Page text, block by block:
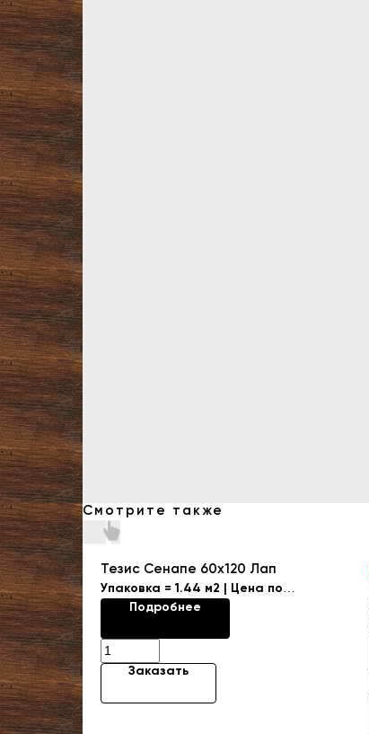
Все товары
Смотрите также
Тезис Сенапе 60х120 Лап
Упаковка = 1.44 м2 | Цена по
запросу
СУПЕРНО"
Подробнее
Заказать